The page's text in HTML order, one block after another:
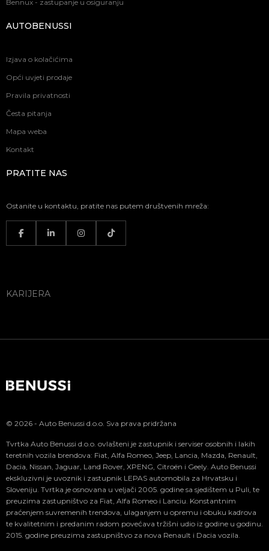
Bennux - zastupanje u osiguranju
AUTOBENUSSI
Izjava o kolačićima
Opći uvjeti prodaje
Pravila privatnosti
Česta pitanja
Mapa weba
Kontakt
PRATITE NAS
Ostanite u kontaktu, pratite nas putem društvenih mreža:
KARIJERA
© 2026 - Auto Benussi d.o.o. Sva prava pridržana
Tvrtka Auto Benussi d.o.o. ovlašteni je zastupnik i serviser osobnih i lakih
teretnih vozila brendova: Fiat, Alfa Romeo, Jeep, Lancia, Mazda, Renault,
Dacia, Nissan, Jaguar, Land Rover, XPENG, Citroën i Geely. Auto Benussi
ekskluzivni je uvoznik i zastupnik LEPAS automobila za Hrvatsku i
Sloveniju. Tvrtka je osnovana u veljači 2005. godine sa sjedištem u Puli, te
preuzima zastupništvo za Fiat, Alfa Romeo i Lanciu. Konstantnim
praćenjem suvremenih trendova, ulaganjem u opremu i obuku kadrova
te kvalitetnim i predanim radom povećava tržišni udio iz godine u godinu.
2015. godine preuzima zastupništvo za nova Renault i Dacia vozila.